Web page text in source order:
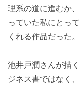
理系の道に進むか
っていた私にとっ
くれる作品だった。
池井戸潤さんが描
ジネス書ではなく